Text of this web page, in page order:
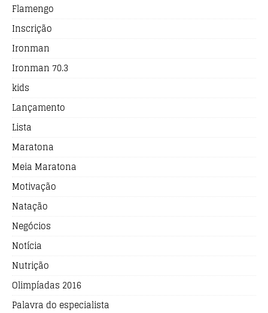
Flamengo
Inscrição
Ironman
Ironman 70.3
kids
Lançamento
Lista
Maratona
Meia Maratona
Motivação
Natação
Negócios
Notícia
Nutrição
Olimpíadas 2016
Palavra do especialista